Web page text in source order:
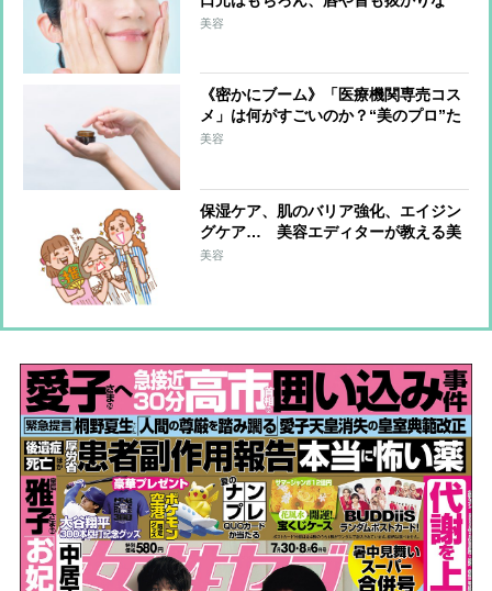
く！ブースターを活用、ドラッグスト
美容
《密かにブーム》「医療機関専売コス
メ」は何がすごいのか？“美のプロ”た
ちが選んだ逸品とその理由
美容
保湿ケア、肌のバリア強化、エイジン
グケア… 美容エディターが教える美
肌にマストな「美容成分」は？
美容